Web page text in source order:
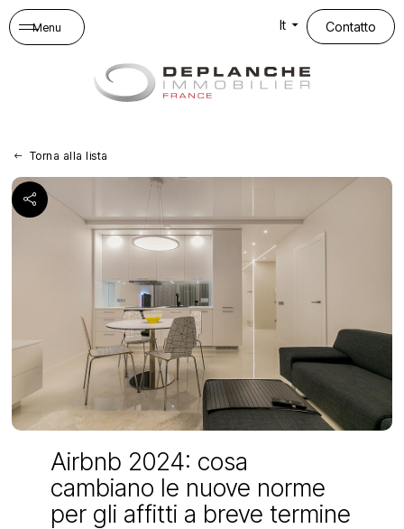
Menu It Contatto
Torna alla lista
Airbnb 2024: cosa
cambiano le nuove norme
per gli affitti a breve termine